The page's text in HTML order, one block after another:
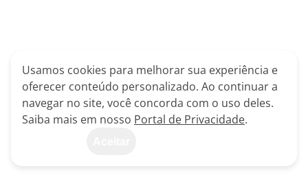
Usamos cookies para melhorar sua experiência e
oferecer conteúdo personalizado. Ao continuar a
navegar no site, você concorda com o uso deles.
Saiba mais em nosso Portal de Privacidade.